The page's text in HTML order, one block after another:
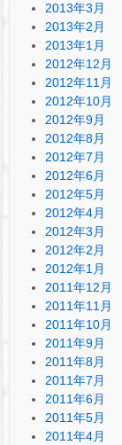
2013年3月
2013年2月
2013年1月
2012年12月
2012年11月
2012年10月
2012年9月
2012年8月
2012年7月
2012年6月
2012年5月
2012年4月
2012年3月
2012年2月
2012年1月
2011年12月
2011年11月
2011年10月
2011年9月
2011年8月
2011年7月
2011年6月
2011年5月
2011年4月